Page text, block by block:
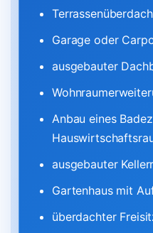
Garage oder
ausgebauter
Anbau eines
ausgebauter
Gartenhaus mit
überdachter